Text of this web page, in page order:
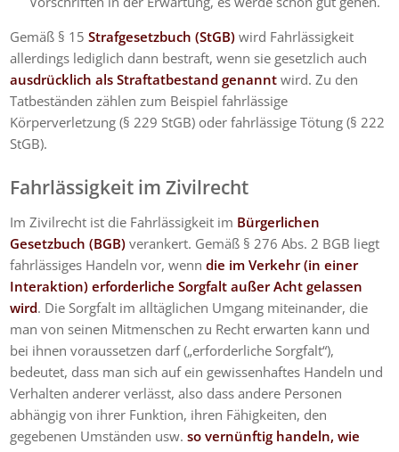
Gemäß § 15Strafgesetzbuch (StGB) wird Fahrlässigkeit
allerdings lediglich dann bestraft, wenn sie gesetzlich auch
ausdrücklich als Straftatbestand genannt wird. Zu den
Tatbeständen zählen zum Beispiel fahrlässige
Körperverletzung (§ 229 StGB) oder fahrlässige Tötung (§ 222
StGB).
Fahrlässigkeit im Zivilrecht
Im Zivilrecht ist die Fahrlässigkeit im Bürgerlichen
Gesetzbuch (BGB) verankert. Gemäß § 276 Abs. 2 BGB liegt
fahrlässiges Handeln vor, wenndie im Verkehr (in einer
Interaktion) erforderliche Sorgfalt außer Acht gelassen
wird. Die Sorgfalt im alltäglichen Umgang miteinander, die
man von seinen Mitmenschen zu Recht erwarten kann und
bei ihnen voraussetzen darf („erforderliche Sorgfalt“),
bedeutet, dass man sich auf ein gewissenhaftes Handeln und
Verhalten anderer verlässt, also dass andere Personen
abhängig von ihrer Funktion, ihren Fähigkeiten, den
gegebenen Umständen usw.so vernünftig handeln, wie